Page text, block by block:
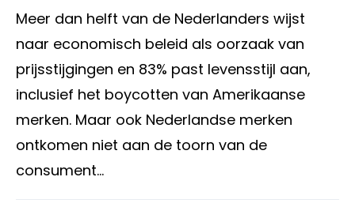
Meer dan helft van de Nederlanders wijst
naar economisch beleid als oorzaak van
prijsstijgingen en 83% past levensstijl aan,
inclusief het boycotten van Amerikaanse
merken. Maar ook Nederlandse merken
ontkomen niet aan de toorn van de
consument…